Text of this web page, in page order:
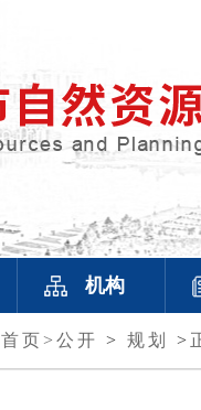
机构
首页> 公开 > 规划 >